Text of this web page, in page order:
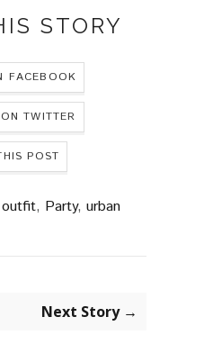
STORY
FACEBOOK
TWITTER
POST
outfit, Party, urban
Next Story →